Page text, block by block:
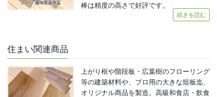
棒は精度の高さで好評です。
続きを読む
住まい関連商品
上がり框や階段板・広葉樹のフローリング
等の建築材料や、プロ用の大きな俎板迄、
オリジナル商品を製造。高級和食店・飲食